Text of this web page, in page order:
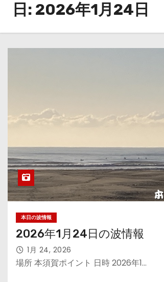
日: 2026年1月24日
本日の波情報
2026年1月24日の波情報
1月 24, 2026
場所 本須賀ポイント 日時 2026年1…